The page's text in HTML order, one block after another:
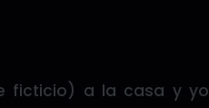
ficticio) a la casa y yo